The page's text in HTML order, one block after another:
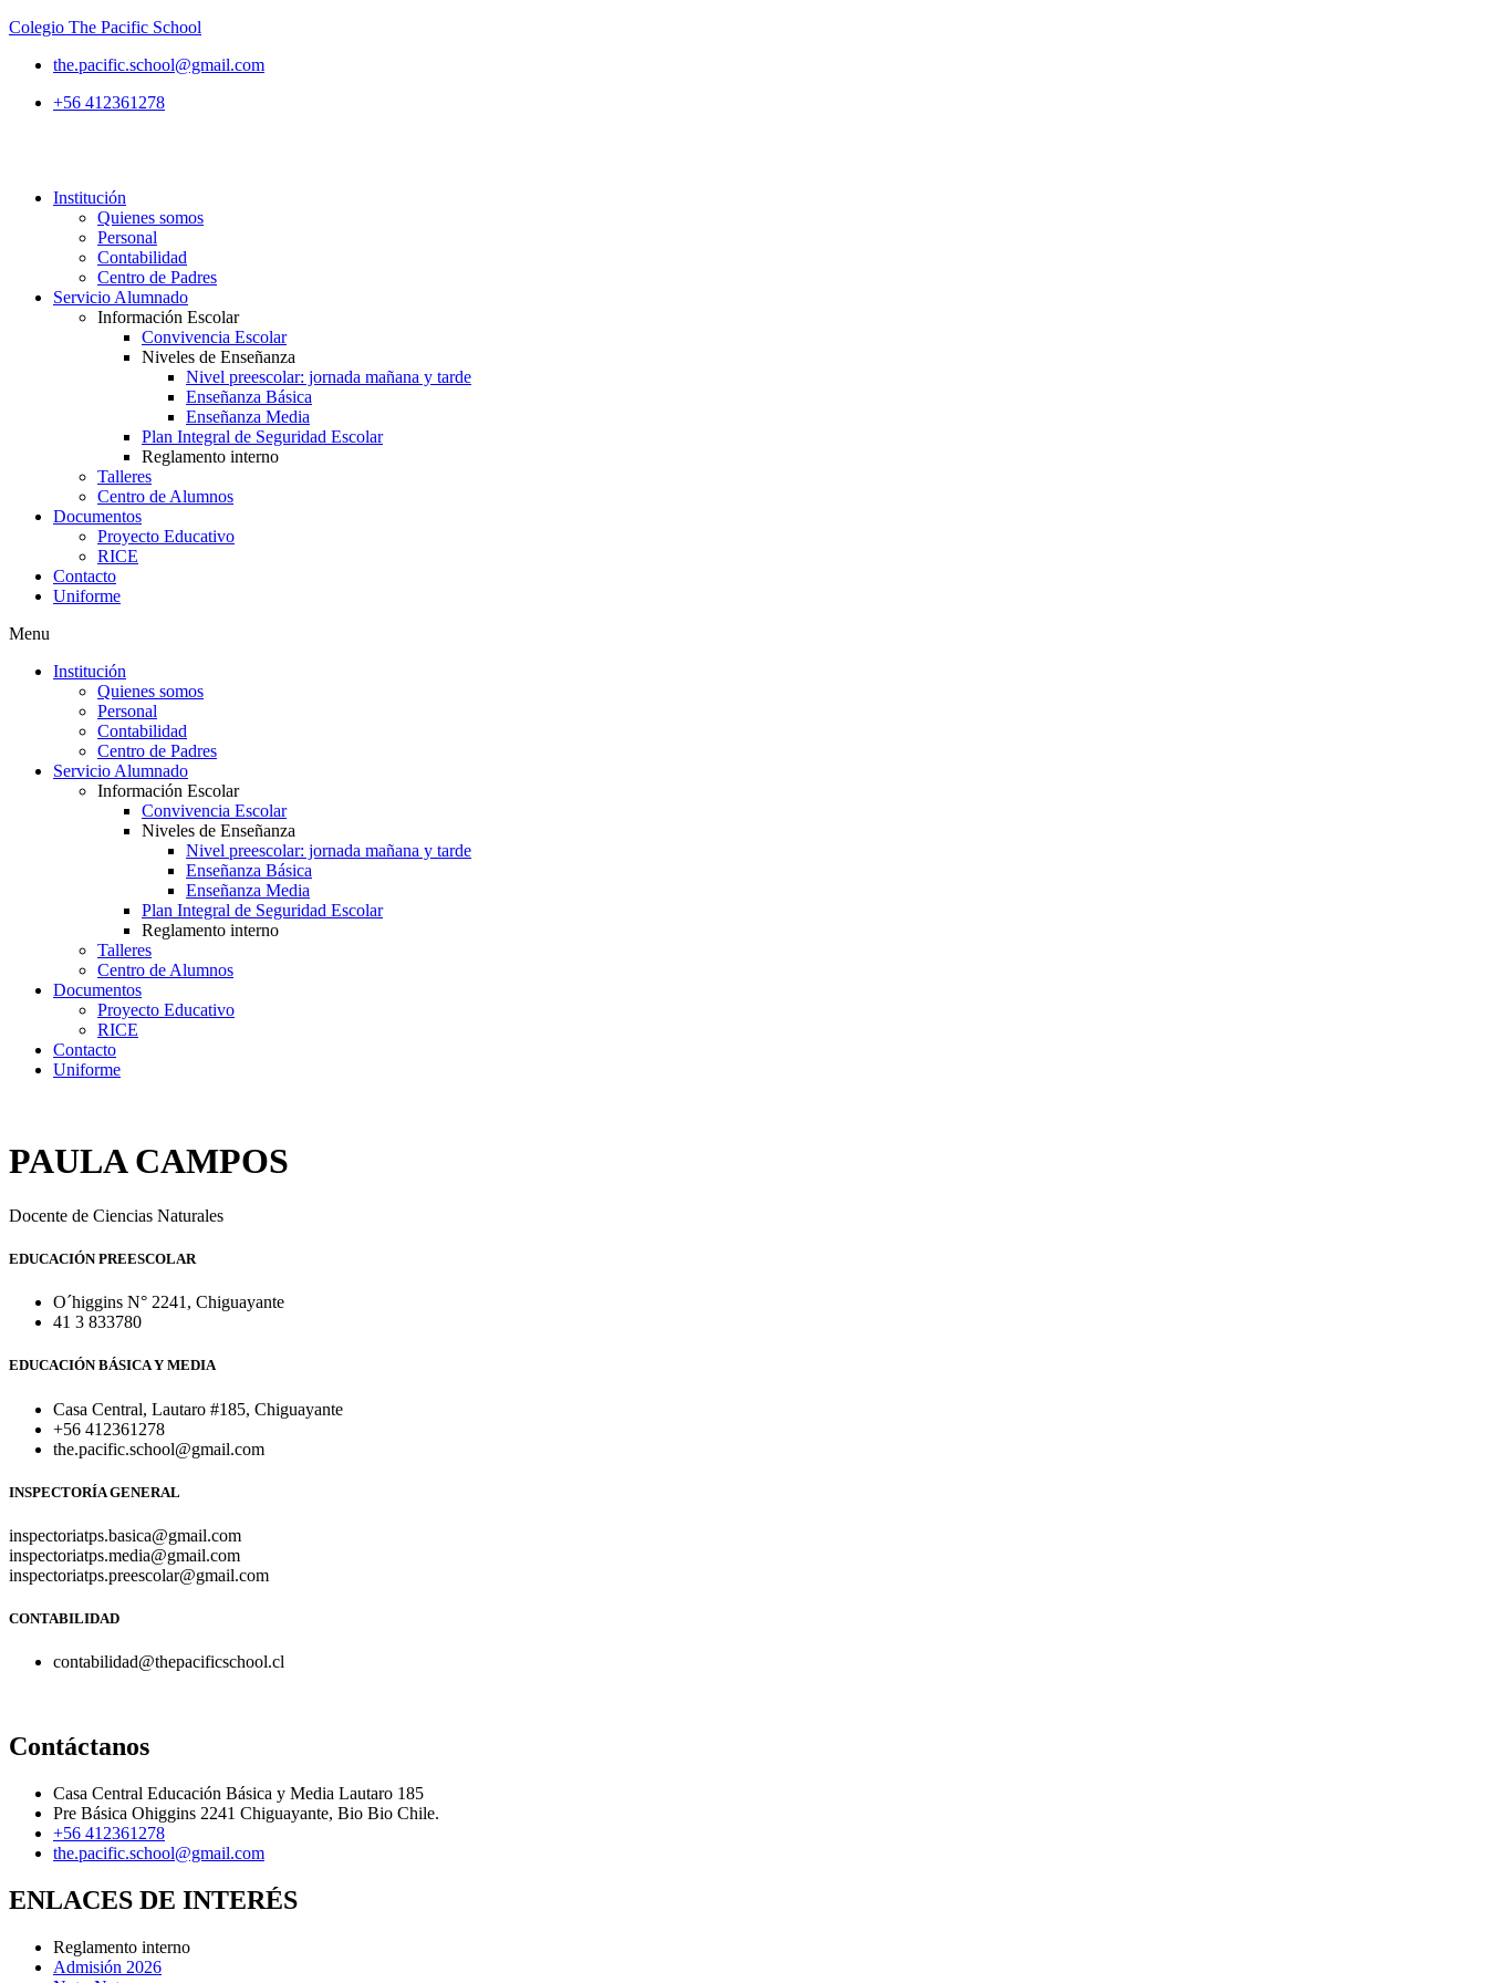
Colegio The Pacific School
the.pacific.school@gmail.com
+56 412361278
Institución
Quienes somos
Personal
Contabilidad
Centro de Padres
Servicio Alumnado
Información Escolar
Convivencia Escolar
Niveles de Enseñanza
Nivel preescolar: jornada mañana y tarde
Enseñanza Básica
Enseñanza Media
Plan Integral de Seguridad Escolar
Reglamento interno
Talleres
Centro de Alumnos
Documentos
Proyecto Educativo
RICE
Contacto
Uniforme
Menu
Institución
Quienes somos
Personal
Contabilidad
Centro de Padres
Servicio Alumnado
Información Escolar
Convivencia Escolar
Niveles de Enseñanza
Nivel preescolar: jornada mañana y tarde
Enseñanza Básica
Enseñanza Media
Plan Integral de Seguridad Escolar
Reglamento interno
Talleres
Centro de Alumnos
Documentos
Proyecto Educativo
RICE
Contacto
Uniforme
PAULA CAMPOS
Docente de Ciencias Naturales
EDUCACIÓN PREESCOLAR
O´higgins N° 2241, Chiguayante
41 3 833780
EDUCACIÓN BÁSICA Y MEDIA
Casa Central, Lautaro #185, Chiguayante
+56 412361278
the.pacific.school@gmail.com
INSPECTORÍA GENERAL
inspectoriatps.basica@gmail.com
inspectoriatps.media@gmail.com
inspectoriatps.preescolar@gmail.com
CONTABILIDAD
contabilidad@thepacificschool.cl
Contáctanos
Casa Central Educación Básica y Media Lautaro 185
Pre Básica Ohiggins 2241 Chiguayante, Bio Bio Chile.
+56 412361278
the.pacific.school@gmail.com
ENLACES DE INTERÉS
Reglamento interno
Admisión 2026